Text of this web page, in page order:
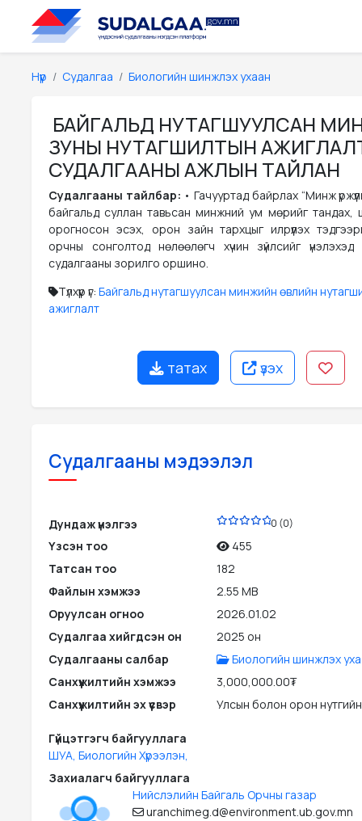
Нүүр Судалгаа Биологийн шинжлэх ухаан
БАЙГАЛЬД НУТАГШУУЛСАН
ЗУНЫ НУТАГШИЛТЫН
СУДАЛГААНЫ АЖЛЫН ТАЙЛАН
Судалгааны тайлбар: • Гачууртад байрлах “Минж
байгальд суллан тавьсан минжний ум мөрийг тандах,
орогносон эсэх, орон зайн тархцыг илрүүлэх
орчны сонголтод нөлөөлөгч хүчин зүйлсийг
судалгааны зорилго оршино.
Түлхүүр үг: Байгальд нутагшуулсан минжийн өвлийн
ажиглалт
татах үзэх
Судалгааны мэдээлэл
Дундаж үнэлгээ 0 (0)
Үзсэн тоо
455
Татсан тоо
182
Файлын хэмжээ
2.55 MB
Оруулсан огноо
2026.01.02
Судалгаа хийгдсэн он
2025 он
Судалгааны салбар
Биологийн шинжлэх
Санхүүжилтийн хэмжээ
3,000,000.00₮
Санхүүжилтийн эх үүсвэр
Улсын болон орон
Гүйцэтгэгч байгууллага
ШУА, Биологийн Хүрээлэн,
Захиалагч байгууллага
Нийслэлийн Байгаль Орчны газар
uranchimeg.d@environment.ub.gov.mn